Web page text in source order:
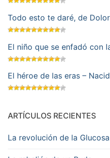
Todo esto te daré, de
El niño que se enfadó con
El héroe de las eras –
ARTÍCULOS RECIENTES
La revolución de la Glucosa